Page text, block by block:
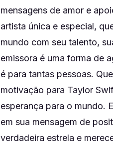
mensagens de amor e
artista única e especial,
mundo com seu talento,
emissora é uma forma de
é para tantas pessoas.
motivação para Taylor
esperança para o mundo.
em sua mensagem de
verdadeira estrela e